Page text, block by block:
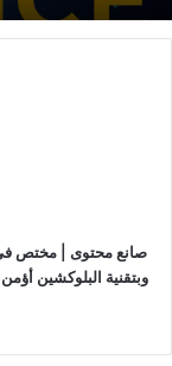
تدميره
من
صانع محتوى | مختص في
وبتقنية البلوكشين